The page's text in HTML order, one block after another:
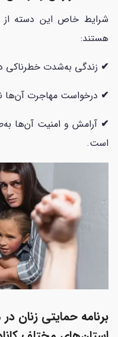
شرایط خاص این دسته از
هستند:
✔ زندگی به‌شدت خطرناکی
✔ درخواست مهاجرت آن‌ها
✔ آرامش و امنیت آن‌ها
است.